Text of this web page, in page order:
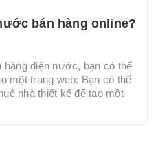
bán hàng online?
điện nước, bạn có thể
một trang web: Bạn có thể
nhà thiết kế để tạo một